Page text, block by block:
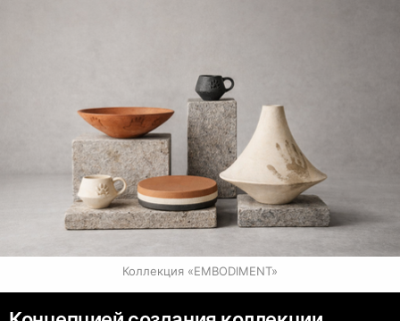
Коллекция «EMBODIMENT»